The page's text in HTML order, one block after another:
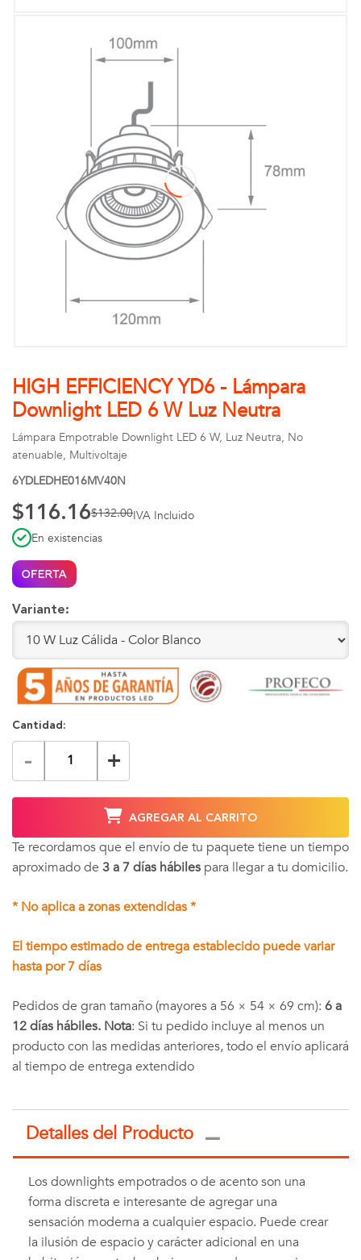
HIGH EFFICIENCY YD6 - Lámpara
Downlight LED 6 W Luz Neutra
Lámpara Empotrable Downlight LED 6 W, Luz Neutra, No
atenuable, Multivoltaje
6YDLEDHE016MV40N
$116.16$132.00IVA Incluido
En existencias
Variante:
Cantidad:
- +
AGREGAR AL CARRITO
Te recordamos que el envío de tu paquete tiene un tiempo
aproximado de 3 a 7 días hábiles para llegar a tu domicilio.
* No aplica a zonas extendidas *
El tiempo estimado de entrega establecido puede variar
hasta por 7 días
Pedidos de gran tamaño (mayores a 56 × 54 × 69 cm): 6 a
12 días hábiles. Nota: Si tu pedido incluye al menos un
producto con las medidas anteriores, todo el envío aplicará
al tiempo de entrega extendido
Detalles del Producto
Los downlights empotrados o de acento son una
forma discreta e interesante de agregar una
sensación moderna a cualquier espacio. Puede crear
la ilusión de espacio y carácter adicional en una